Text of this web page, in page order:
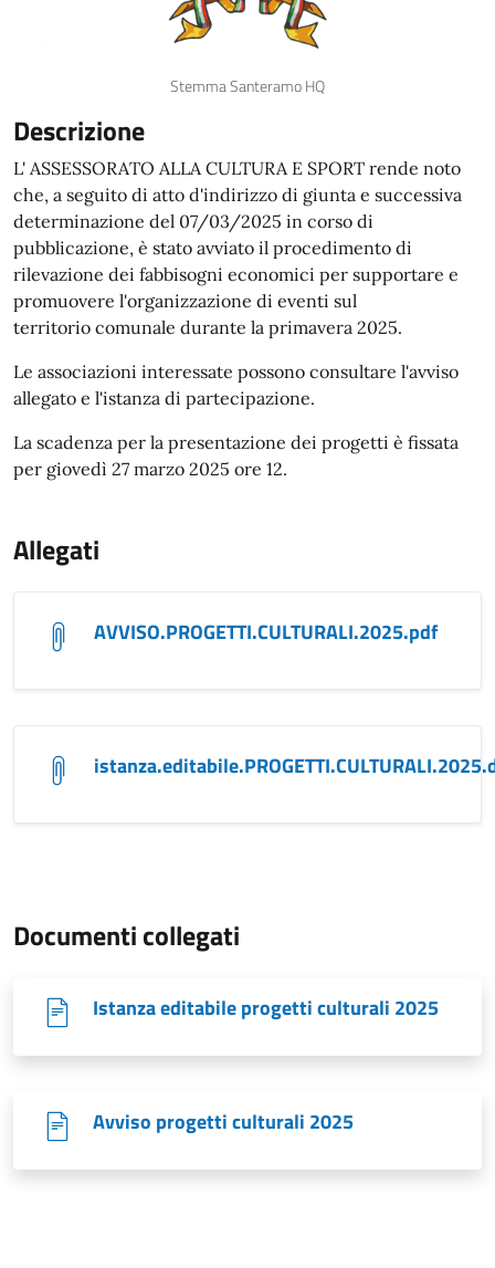
Stemma Santeramo HQ
Descrizione
L' ASSESSORATO ALLA CULTURA E SPORT rende noto
che, a seguito di atto d'indirizzo di giunta e successiva
determinazione del 07/03/2025 in corso di
pubblicazione, è stato avviato il procedimento di
rilevazione dei fabbisogni economici per supportare e
promuovere l'organizzazione di eventi sul
territorio comunale durante la primavera 2025.
Le associazioni interessate possono consultare l'avviso
allegato e l'istanza di partecipazione.
La scadenza per la presentazione dei progetti è fissata
per giovedì 27 marzo 2025 ore 12.
Allegati
AVVISO.PROGETTI.CULTURALI.2025.pdf
Documenti collegati
Istanza editabile progetti culturali 2025
Avviso progetti culturali 2025